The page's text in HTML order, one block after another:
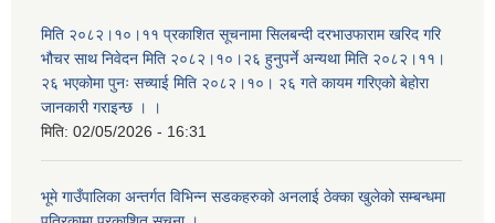
मिति २०८२।१०।११ प्रकाशित सूचनामा सिलबन्दी दरभाउफाराम खरिद गरि
भौचर साथ निवेदन मिति २०८२।१०।२६ हुनुपर्ने अन्यथा मिति २०८२।११।
२६ भएकोमा पुनः सच्याई मिति २०८२।१०। २६ गते कायम गरिएको बेहोरा
जानकारी गराइन्छ । ।
मिति: 02/05/2026 - 16:31
भूमे गाउँपालिका अन्तर्गत विभिन्न सडकहरुको अनलाई ठेक्का खुलेको सम्बन्धमा